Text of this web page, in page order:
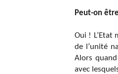
Peut-on
Oui ! L’Etat
de l’unité
Alors
avec